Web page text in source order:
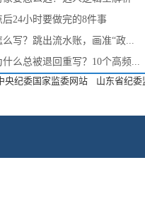
24小时要做完的8件事
写？跳出流水账，画准“政...
么总被退回重写？10个高频...
央纪委国家监委网站 山东省纪委